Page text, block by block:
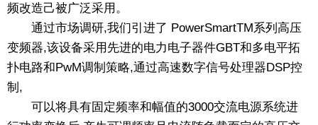
频改造己被广泛采用。
通过市场调研,我们引进了 PowerSmartTM系列高压
变频器,该设备采用先进的电力电子器件GBT和多电平拓
扑电路和PwM调制策略,通过高速数字信号处理器DSP控
制,
可以将具有固定频率和幅值的3000交流电源系统进